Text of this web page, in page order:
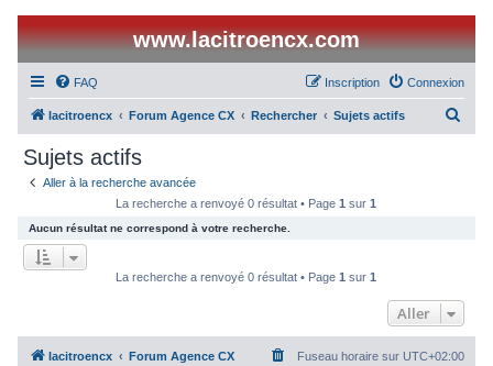
www.lacitroencx.com
FAQ Connexion
Inscription
lacitroencx Forum Agence CX Rechercher Sujets actifs
h
e
r
Sujets actifs
Aller à la recherche avancée
La recherche a renvoyé 0 résultat • Page1 sur1
Aucun résultat ne correspond à votre recherche.
La recherche a renvoyé 0 résultat • Page1 sur1
Aller
lacitroencx Forum Agence CX Fuseau horaire sur UTC+02:00